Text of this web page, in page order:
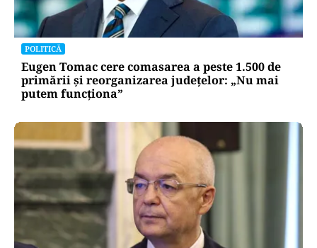
POLITICĂ
Eugen Tomac cere comasarea a peste 1.500 de
primării și reorganizarea județelor: „Nu mai
putem funcționa”